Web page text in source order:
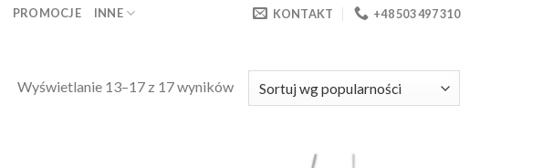
PROMOCJE INNE KONTAKT +48 503 497 310
Wyświetlanie 13–17 z 17 wyników